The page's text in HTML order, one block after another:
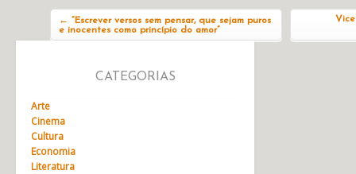
← “Escrever versos sem pensar, que sejam puros
e inocentes como princípio do amor”
CATEGORIAS
Arte
Cinema
Cultura
Economia
Literatura